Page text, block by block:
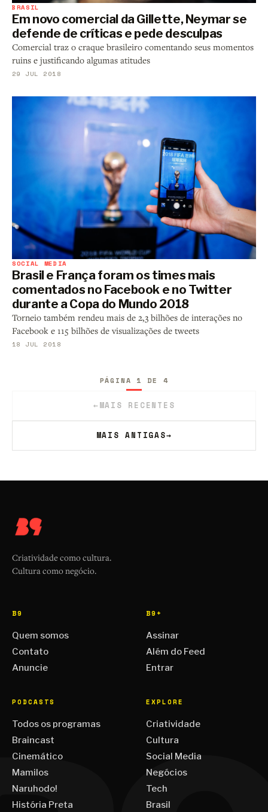
BRASIL
Em novo comercial da Gillette, Neymar se
defende de críticas e pede desculpas
Comercial traz o craque brasileiro comentando seus momentos
ruins e justificando algumas atitudes
29 JUL 2018
SOCIAL MEDIA
Brasil e França foram os times mais
comentados no Facebook e no Twitter
durante a Copa do Mundo 2018
Torneio também rendeu mais de 2,3 bilhões de interações no
Facebook e 115 bilhões de visualizações de tweets
18 JUL 2018
←MAIS RECENTES
PÁGINA 1 DE 4
MAIS ANTIGAS→
Criatividade como cultura.
Cultura como negócio.
B9
Quem somos
Contato
Anuncie
B9+
Assinar
Além do Feed
Entrar
PODCASTS
Todos os programas
Braincast
Cinemático
Mamilos
Naruhodo!
História Preta
EXPLORE
Criatividade
Cultura
Social Media
Negócios
Tech
Brasil